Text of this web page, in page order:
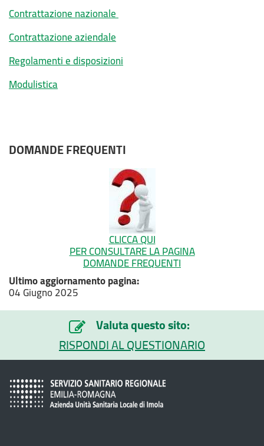
Contrattazione nazionale
Contrattazione aziendale
Regolamenti e disposizioni
Modulistica
DOMANDE FREQUENTI
CLICCA QUI
PER CONSULTARE LA PAGINA
DOMANDE FREQUENTI
Ultimo aggiornamento pagina:
04 Giugno 2025
Valuta questo sito:
RISPONDI AL QUESTIONARIO